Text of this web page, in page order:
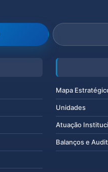
Mapa
Unidades
Atuação
Balanços e